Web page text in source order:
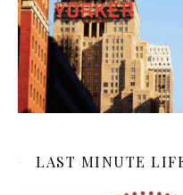
LAST MINUTE